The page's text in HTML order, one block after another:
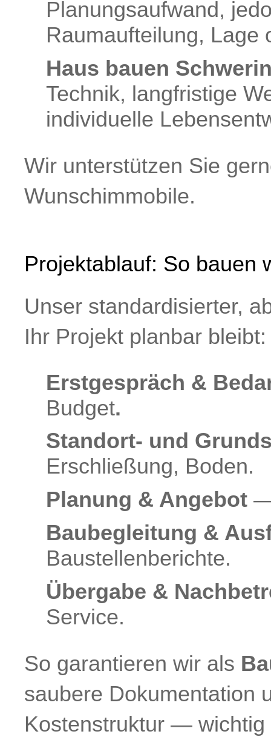
Planungsaufwand,
Raumaufteilung, Lage
Haus bauen
Technik, langfristige
individuelle
Wir unterstützen Sie
Wunschimmobile.
Projektablauf: So bauen
Unser standardisierter,
Ihr Projekt planbar bleibt:
Erstgespräch &
Budget.
Standort- und
Erschließung, Boden.
Planung & Angebot —
Baubegleitung &
Baustellenberichte.
Übergabe &
Service.
So garantieren wir als
saubere Dokumentation
Kostenstruktur — wichtig